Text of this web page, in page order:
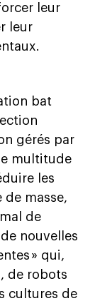
leur
leur
bat
gérés par
multitude
les
masse,
de
nouvelles
» qui,
de robots
cultures de